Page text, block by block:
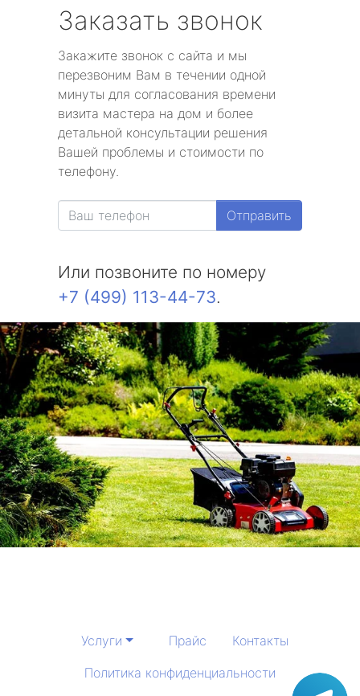
Заказать звонок
Закажите звонок с сайта и мы
перезвоним Вам в течении одной
минуты для согласования времени
визита мастера на дом и более
детальной консультации решения
Вашей проблемы и стоимости по
телефону.
Отправить
Или позвоните по номеру
+7 (499) 113-44-73.
Услуги Прайс
Контакты
Политика конфиденциальности